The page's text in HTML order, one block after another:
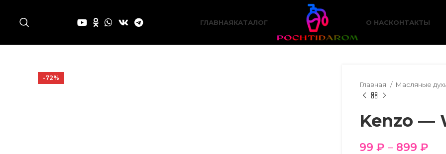
ГЛАВНАЯКАТАЛОГ О НАСКОНТАКТЫ
-72%
Главная Масляные
Kenzo —
99 ₽ – 899 ₽